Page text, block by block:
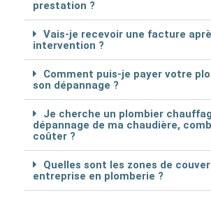
prestation ?
Vais-je recevoir une facture
intervention ?
Comment puis-je payer votre
son dépannage ?
Je cherche un plombier
dépannage de ma chaudière,
coûter ?
Quelles sont les zones de
entreprise en plomberie ?